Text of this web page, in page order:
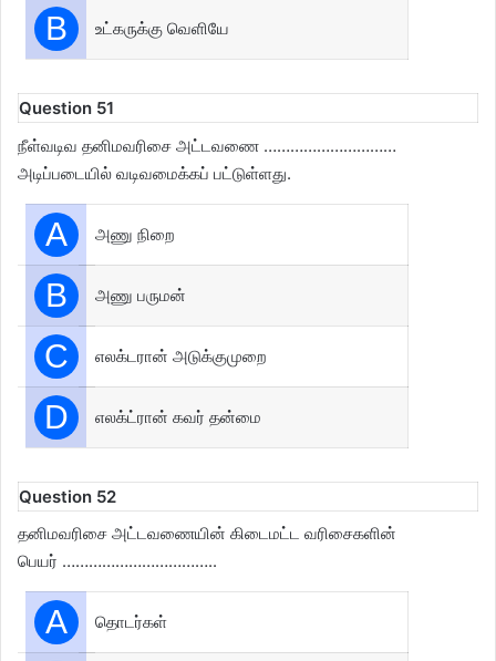
B உட்கருக்கு வெளியே
Question 51
நீள்வடிவ தனிமவரிசை அட்டவணை …………………………
அடிப்படையில் வடிவமைக்கப் பட்டுள்ளது.
A அணு நிறை
B அணு பருமன்
C எலக்டரான் அடுக்குமுறை
D எலக்ட்ரான் கவர் தன்மை
Question 52
தனிமவரிசை அட்டவணையின் கிடைமட்ட வரிசைகளின்
பெயர் ……………………………..
A தொடர்கள்